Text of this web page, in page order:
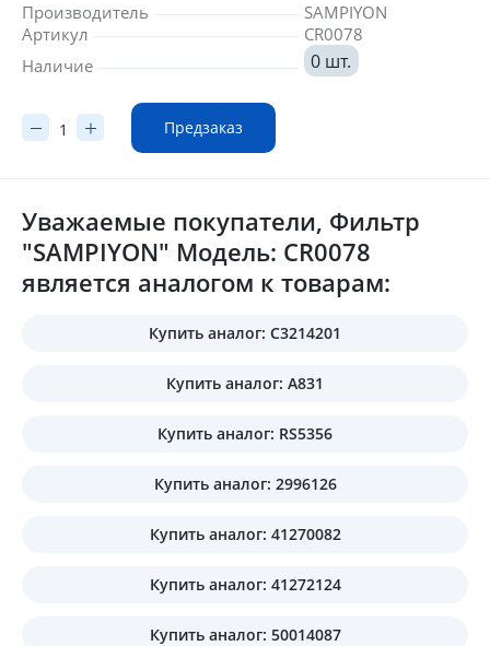
Производитель
SAMPIYON
Артикул
CR0078
Наличие
0 шт.
Предзаказ
Уважаемые покупатели, Фильтр
"SAMPIYON" Модель: CR0078
является аналогом к товарам:
Купить аналог: C3214201
Купить аналог: A831
Купить аналог: RS5356
Купить аналог: 2996126
Купить аналог: 41270082
Купить аналог: 41272124
Купить аналог: 50014087